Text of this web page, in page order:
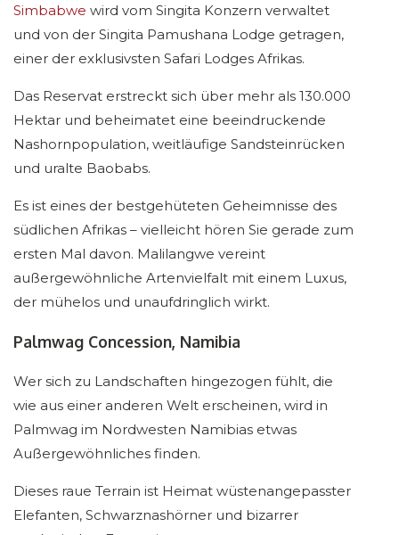
Simbabwe wird vom Singita Konzern verwaltet
und von der Singita Pamushana Lodge getragen,
einer der exklusivsten Safari Lodges Afrikas.
Das Reservat erstreckt sich über mehr als 130.000
Hektar und beheimatet eine beeindruckende
Nashornpopulation, weitläufige Sandsteinrücken
und uralte Baobabs.
Es ist eines der bestgehüteten Geheimnisse des
südlichen Afrikas – vielleicht hören Sie gerade zum
ersten Mal davon. Malilangwe vereint
außergewöhnliche Artenvielfalt mit einem Luxus,
der mühelos und unaufdringlich wirkt.
Palmwag Concession, Namibia
Wer sich zu Landschaften hingezogen fühlt, die
wie aus einer anderen Welt erscheinen, wird in
Palmwag im Nordwesten Namibias etwas
Außergewöhnliches finden.
Dieses raue Terrain ist Heimat wüstenangepasster
Elefanten, Schwarznashörner und bizarrer